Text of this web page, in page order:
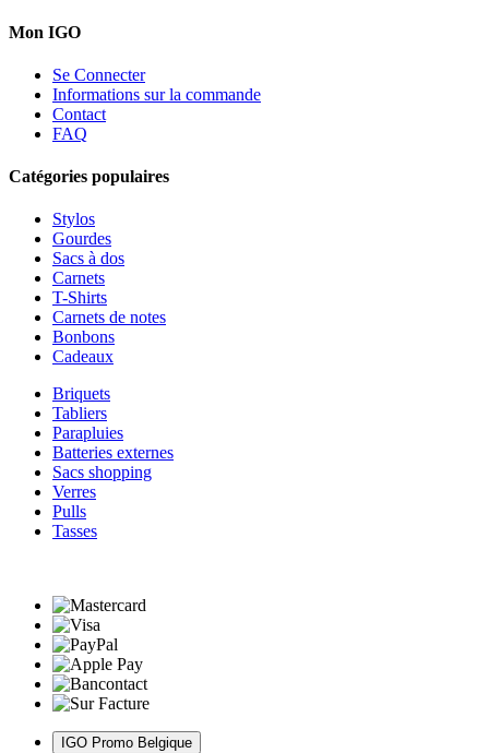
Mon IGO
Se Connecter
Informations sur la commande
Contact
FAQ
Catégories populaires
Stylos
Gourdes
Sacs à dos
Carnets
T-Shirts
Carnets de notes
Bonbons
Cadeaux
Briquets
Tabliers
Parapluies
Batteries externes
Sacs shopping
Verres
Pulls
Tasses
IGO Promo Belgique